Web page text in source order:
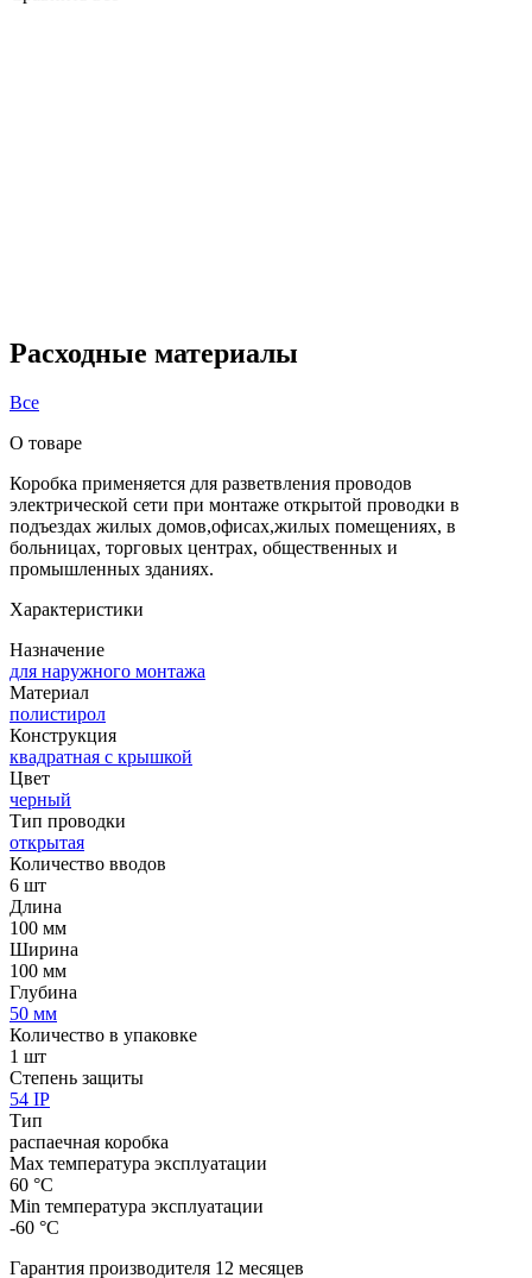
Расходные материалы
Все
О товаре
Коробка применяется для разветвления проводов
электрической сети при монтаже открытой проводки в
подъездах жилых домов,офисах,жилых помещениях, в
больницах, торговых центрах, общественных и
промышленных зданиях.
Характеристики
Назначение
для наружного монтажа
Материал
полистирол
Конструкция
квадратная с крышкой
Цвет
черный
Тип проводки
открытая
Количество вводов
6 шт
Длина
100 мм
Ширина
100 мм
Глубина
50 мм
Количество в упаковке
1 шт
Степень защиты
54 IP
Тип
распаечная коробка
Max температура эксплуатации
60 °С
Min температура эксплуатации
-60 °С
Гарантия производителя 12 месяцев